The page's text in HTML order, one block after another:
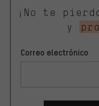
¡No te
y
Correo electrónico